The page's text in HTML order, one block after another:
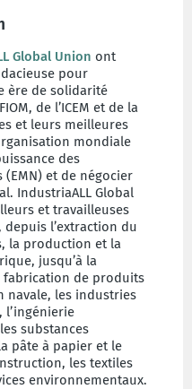
Global Union ont
pour
ère de solidarité
de l’ICEM et de la
et leurs meilleures
mondiale
des
et de négocier
IndustriaALL Global
et travailleuses
l’extraction du
la production et la
jusqu’à la
fabrication de produits
navale, les industries
substances
pâte à papier et le
les textiles
environnementaux.